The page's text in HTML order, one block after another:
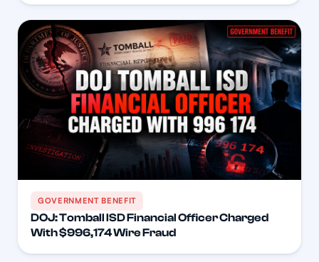
GOVERNMENT BENEFIT
DOJ: Tomball ISD Financial Officer Charged
With $996,174 Wire Fraud